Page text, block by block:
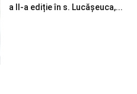
a II-a ediție în s. Lucășeuca,...